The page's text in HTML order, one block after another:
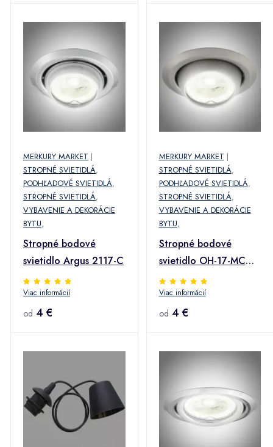
MERKURY MARKET |
STROPNÉ SVIETIDLÁ,
PODHĽADOVÉ SVIETIDLÁ,
STROPNÉ SVIETIDLÁ,
VYBAVENIE A DEKORÁCIE
BYTU,
Stropné bodové
svietidlo Argus 2117-C
Viac informácií
od 4 €
MERKURY MARKET |
STROPNÉ SVIETIDLÁ,
PODHĽADOVÉ SVIETIDLÁ,
STROPNÉ SVIETIDLÁ,
VYBAVENIE A DEKORÁCIE
BYTU,
Stropné bodové
svietidlo OH-17-MC
Argus 2117-C/M)
Viac informácií
od 4 €